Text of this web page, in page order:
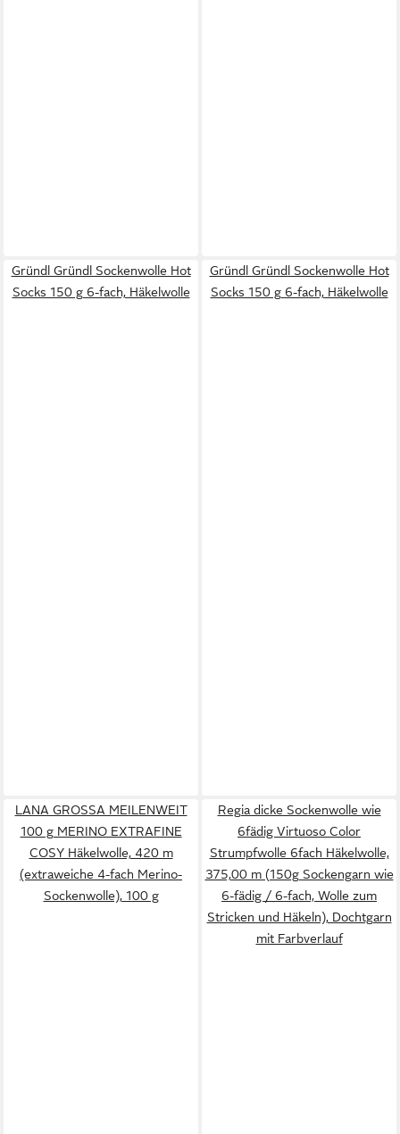
Gründl Gründl Sockenwolle Hot
Socks 150 g 6-fach, Häkelwolle
Gründl Gründl Sockenwolle Hot
Socks 150 g 6-fach, Häkelwolle
LANA GROSSA MEILENWEIT
100 g MERINO EXTRAFINE
COSY Häkelwolle, 420 m
(extraweiche 4-fach Merino-
Sockenwolle), 100 g
Regia dicke Sockenwolle wie
6fädig Virtuoso Color
Strumpfwolle 6fach Häkelwolle,
375,00 m (150g Sockengarn wie
6-fädig / 6-fach, Wolle zum
Stricken und Häkeln), Dochtgarn
mit Farbverlauf